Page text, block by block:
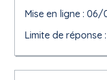
Mise en ligne :
Limite de réponse :